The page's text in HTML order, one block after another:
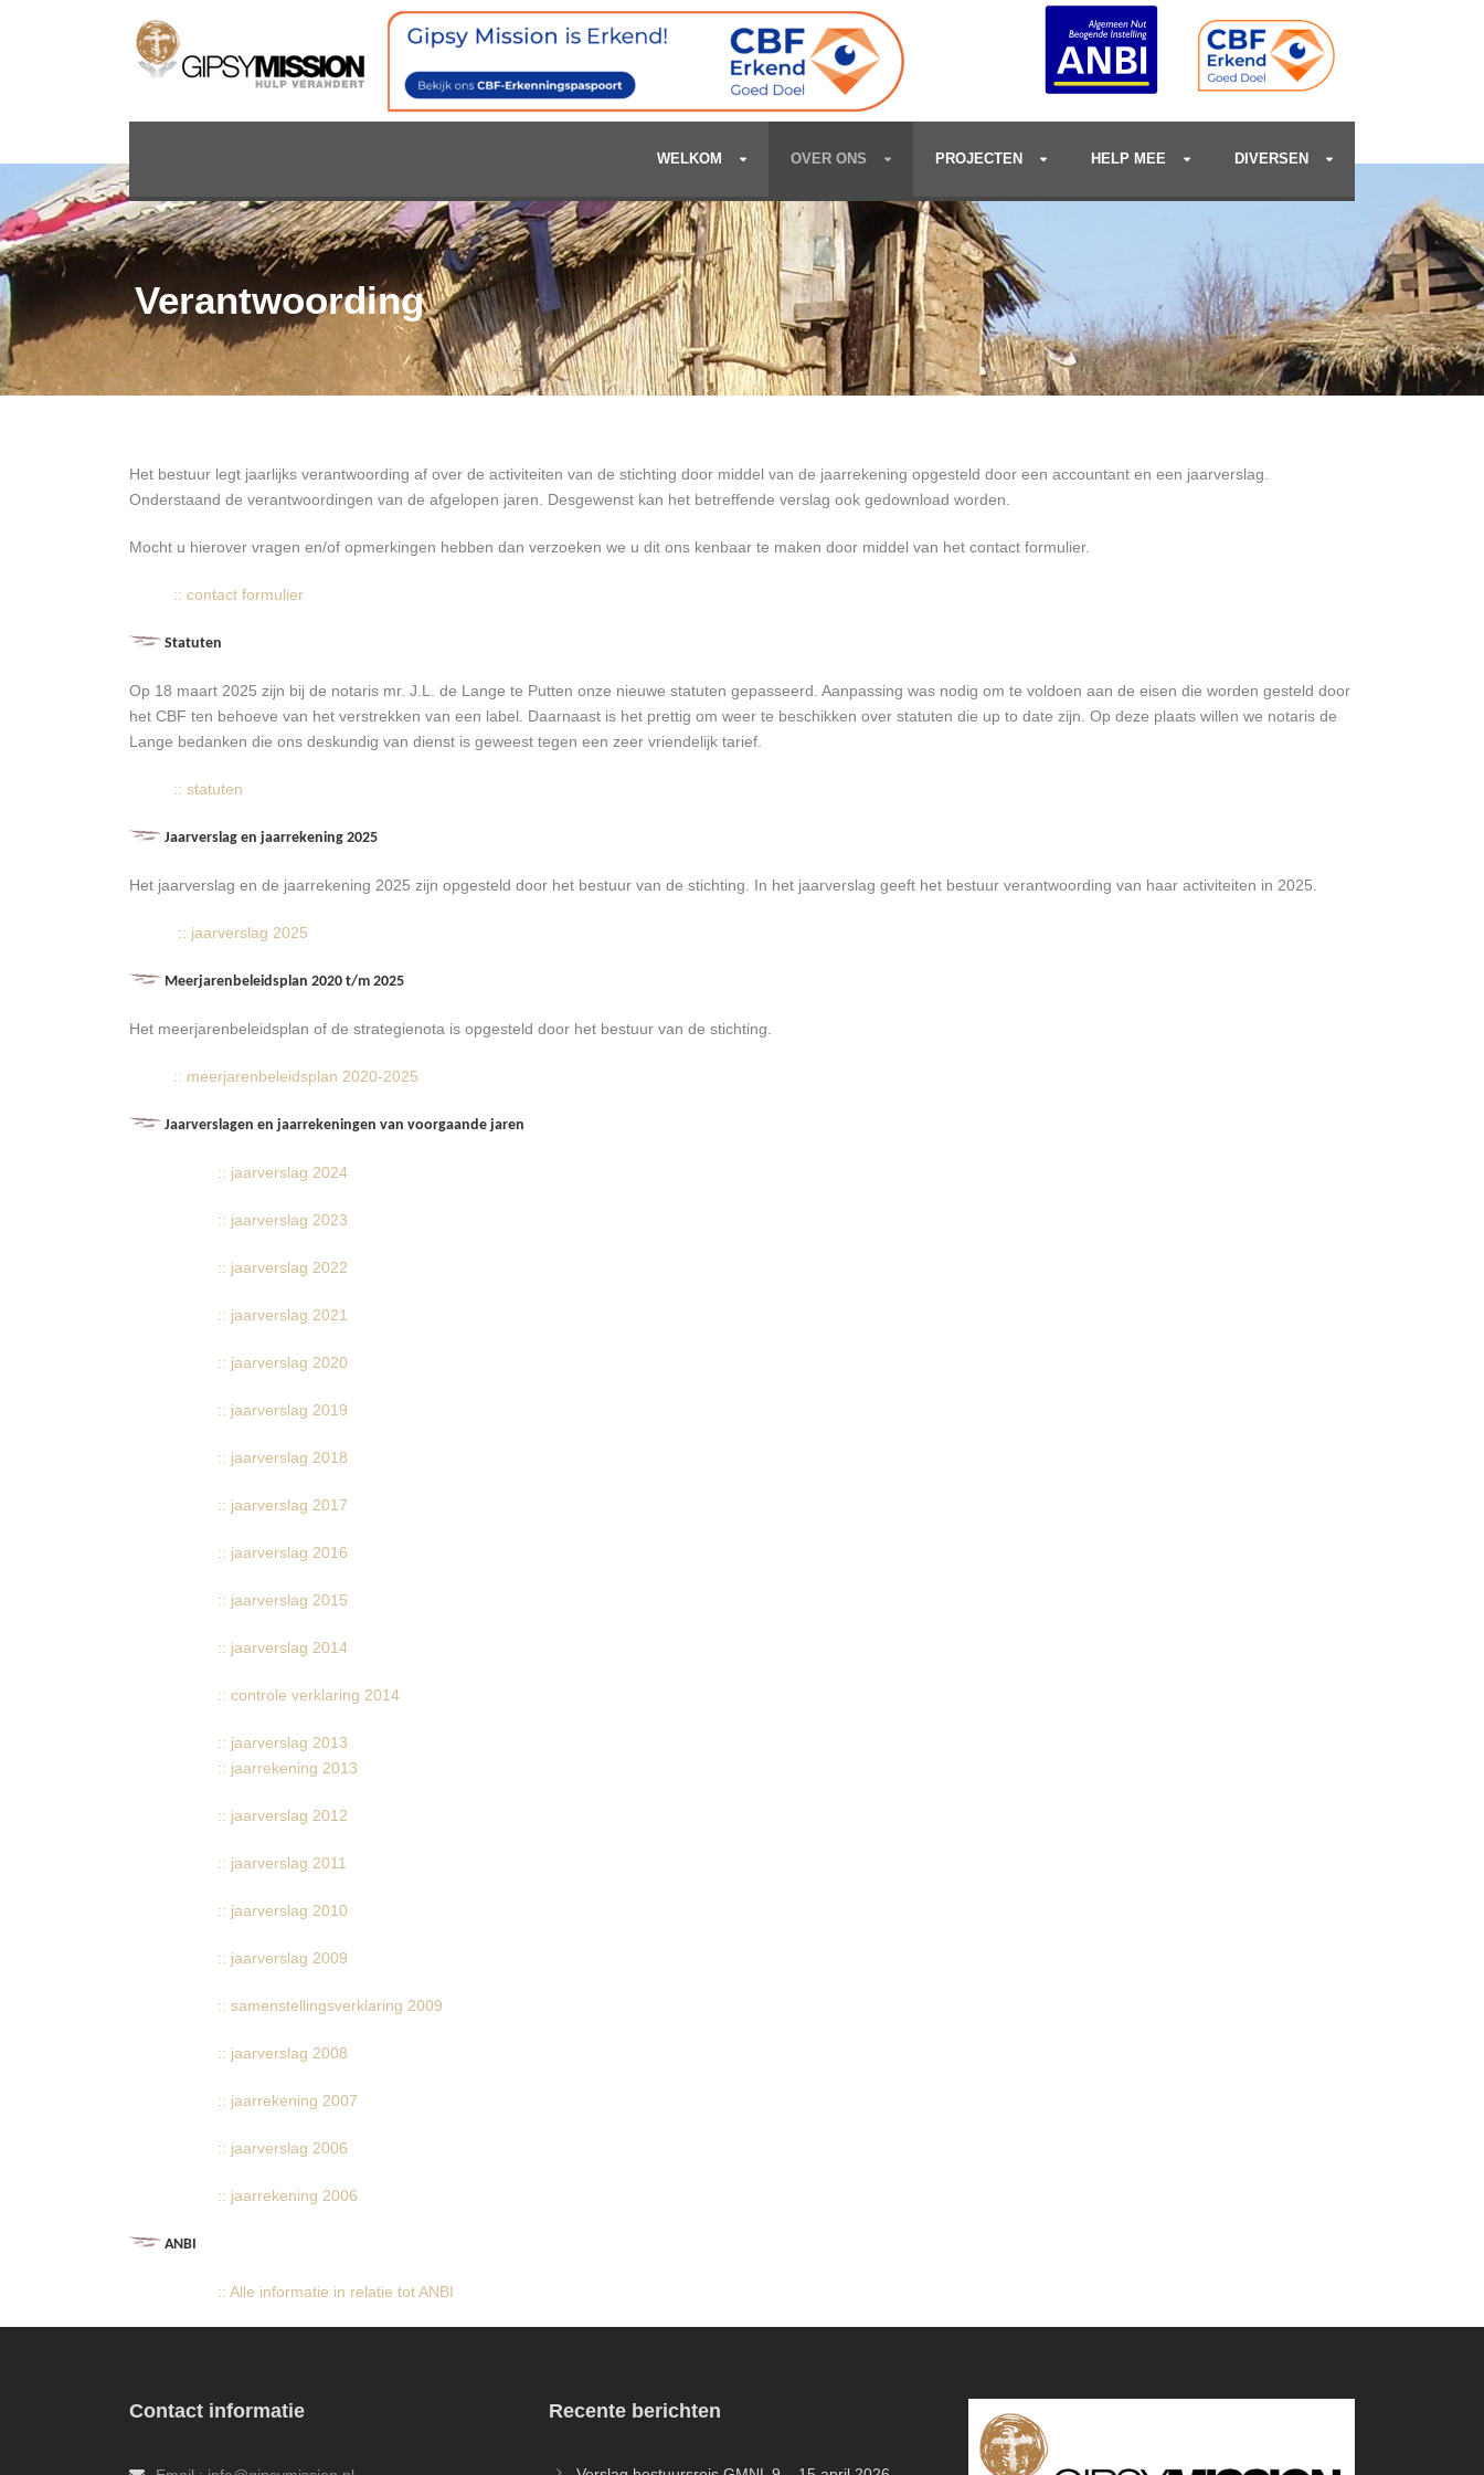
WELKOM OVER ONS PROJECTEN HELP MEE DIVERSEN
Verantwoording
Het bestuur legt jaarlijks verantwoording af over de activiteiten van de stichting door middel van de jaarrekening opgesteld door een accountant en een jaarverslag.
Onderstaand de verantwoordingen van de afgelopen jaren. Desgewenst kan het betreffende verslag ook gedownload worden.
Mocht u hierover vragen en/of opmerkingen hebben dan verzoeken we u dit ons kenbaar te maken door middel van het contact formulier.
:: contact formulier
Statuten
Op 18 maart 2025 zijn bij de notaris mr. J.L. de Lange te Putten onze nieuwe statuten gepasseerd. Aanpassing was nodig om te voldoen aan de eisen die worden gesteld door
het CBF ten behoeve van het verstrekken van een label. Daarnaast is het prettig om weer te beschikken over statuten die up to date zijn. Op deze plaats willen we notaris de
Lange bedanken die ons deskundig van dienst is geweest tegen een zeer vriendelijk tarief.
:: statuten
Jaarverslag en jaarrekening 2025
Het jaarverslag en de jaarrekening 2025 zijn opgesteld door het bestuur van de stichting. In het jaarverslag geeft het bestuur verantwoording van haar activiteiten in 2025.
:: jaarverslag 2025
Meerjarenbeleidsplan 2020 t/m 2025
Het meerjarenbeleidsplan of de strategienota is opgesteld door het bestuur van de stichting.
:: meerjarenbeleidsplan 2020-2025
Jaarverslagen en jaarrekeningen van voorgaande jaren
:: jaarverslag 2024
:: jaarverslag 2023
:: jaarverslag 2022
:: jaarverslag 2021
:: jaarverslag 2020
:: jaarverslag 2019
:: jaarverslag 2018
:: jaarverslag 2017
:: jaarverslag 2016
:: jaarverslag 2015
:: jaarverslag 2014
:: controle verklaring 2014
:: jaarverslag 2013
:: jaarrekening 2013
:: jaarverslag 2012
:: jaarverslag 2011
:: jaarverslag 2010
:: jaarverslag 2009
:: samenstellingsverklaring 2009
:: jaarverslag 2008
:: jaarrekening 2007
:: jaarverslag 2006
:: jaarrekening 2006
ANBI
:: Alle informatie in relatie tot ANBI
Contact informatie Recente berichten